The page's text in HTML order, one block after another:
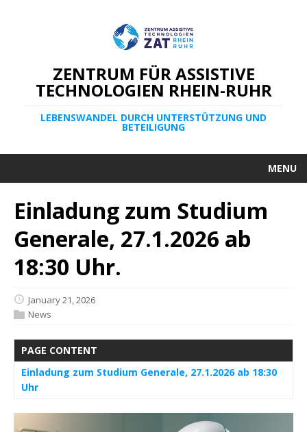
ZENTRUM FÜR ASSISTIVE
TECHNOLOGIEN RHEIN-RUHR
LEBENSWANDEL DURCH UNTERSTÜTZUNG UND
BETEILIGUNG
MENU
Einladung zum Studium
Generale, 27.1.2026 ab
18:30 Uhr.
January 21, 2026
News
PAGE CONTENT
Einladung zum Studium Generale, 27.1.2026 ab 18:30
Uhr